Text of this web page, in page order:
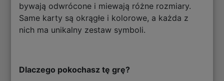
bywają odwrócone i miewają różne rozmiary.
Same karty są okrągłe i kolorowe, a każda z
nich ma unikalny zestaw symboli.
Dlaczego pokochasz tę grę?